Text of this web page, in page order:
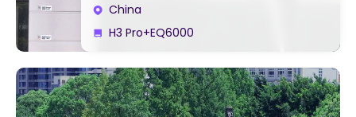
China
H3 Pro+EQ6000